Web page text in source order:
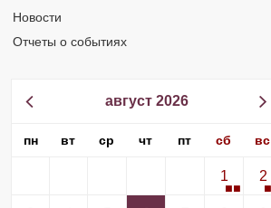
Новости
Отчеты о событиях
август 2026
пн вт ср чт пт сб вс
1 2